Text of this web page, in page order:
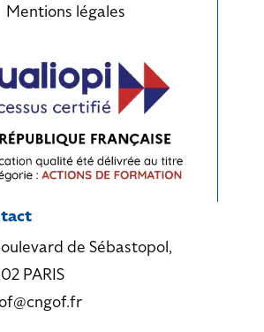
Mentions légales
de Sébastopol,
PARIS